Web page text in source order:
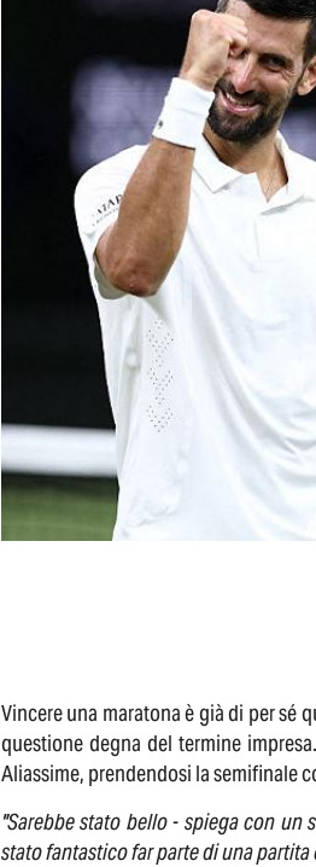
Vincere una maratona è già di per sé
questione degna del termine impresa.
Aliassime, prendendosi la semifinale
"Sarebbe stato bello - spiega con un
stato fantastico far parte di una